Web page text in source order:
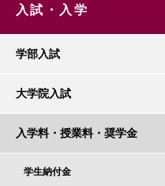
入試・入学
学部入試
大学院入試
入学料・授業料・奨学金
学生納付金